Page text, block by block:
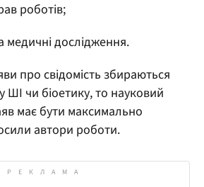
роботів;
медичні дослідження.
про свідомість збираються
ШІ чи біоетику, то науковий
має бути максимально
автори роботи.